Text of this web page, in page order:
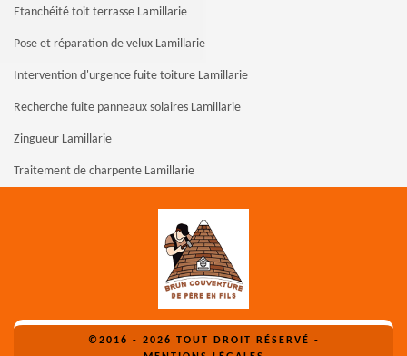
Etanchéité toit terrasse Lamillarie
Pose et réparation de velux Lamillarie
Intervention d'urgence fuite toiture Lamillarie
Recherche fuite panneaux solaires Lamillarie
Zingueur Lamillarie
Traitement de charpente Lamillarie
©2016 - 2026 TOUT DROIT RÉSERVÉ -